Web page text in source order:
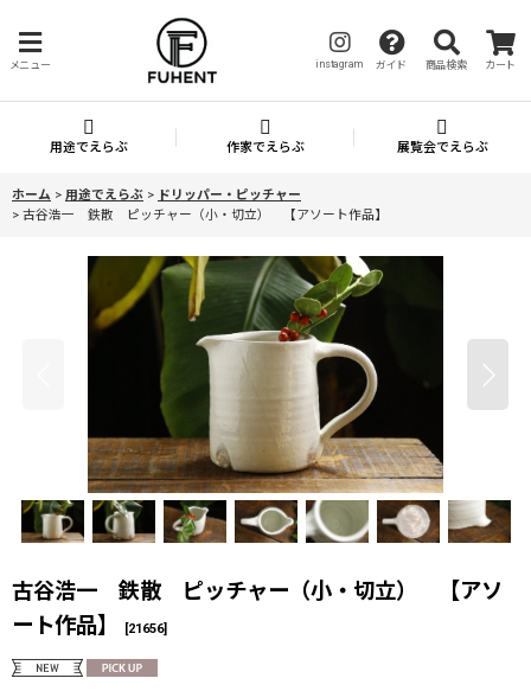
メニュー instagram ガイド 商品検索 カート
用途でえらぶ 作家でえらぶ 展覧会でえらぶ
ホーム > 用途でえらぶ > ドリッパー・ピッチャー
> 古谷浩一 鉄散 ピッチャー（小・切立） 【アソート作品】
古谷浩一 鉄散 ピッチャー（小・切立） 【アソ
ート作品】
[21656]